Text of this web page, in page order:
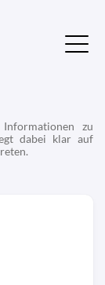
zu
dabei klar auf